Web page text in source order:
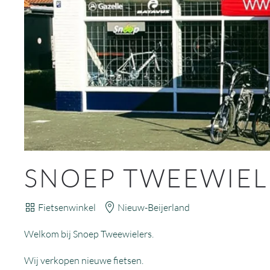
SNOEP
Fietsenwinkel Nieuw-Beijerland
Welkom bij Snoep Tweewielers.
Wij verkopen nieuwe fietsen.